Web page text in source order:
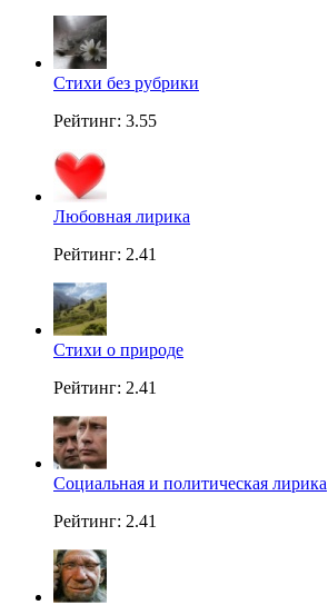
Стихи без рубрики
Рейтинг: 3.55
Любовная лирика
Рейтинг: 2.41
Стихи о природе
Рейтинг: 2.41
Социальная и политическая лирика
Рейтинг: 2.41